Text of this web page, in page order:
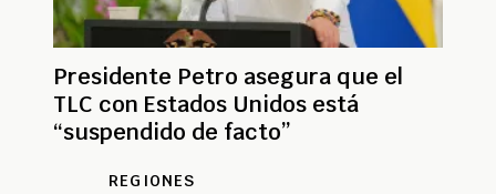
Presidente Petro asegura que el
TLC con Estados Unidos está
“suspendido de facto”
REGIONES